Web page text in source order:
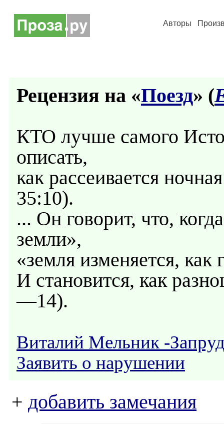
Авторы
Рецензия на «Поезд» (
КТО лучше самого
описать,
как рассеивается
35:10).
... Он говорит, что,
земли»,
«земля изменяется, как
И становится, как
—14).
Виталий Мельник -
Заявить о нарушении
+ добавить замечания